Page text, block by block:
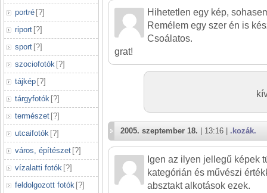
portré [?]
riport [?]
sport [?]
szociofotók [?]
tájkép [?]
tárgyfotók [?]
természet [?]
utcaifotók [?]
város, építészet [?]
vízalatti fotók [?]
feldolgozott fotók [?]
Hihetetlen egy kép,
Remélem egy szer én is
Csoálatos.
grat!
2005. szeptember 18. | 13:16 | .kozák.
Igen az ilyen jellegű képek
kategórián és művészi
absztakt alkotások ezek.